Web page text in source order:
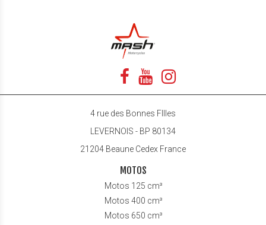
4 rue des Bonnes FIlles
LEVERNOIS - BP 80134
21204 Beaune Cedex France
MOTOS
Motos 125 cm³
Motos 400 cm³
Motos 650 cm³